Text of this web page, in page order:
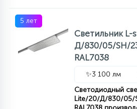
5 лет
Светильник
Д/830/05/SH/
RAL7038
✨3 100 лм
Светодиодный
Lite/20/Д/830/05/